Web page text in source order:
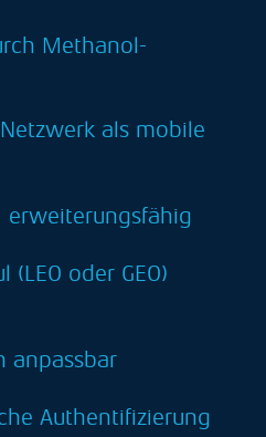
Methanol-
als mobile
erweiterungsfähig
(LEO oder GEO)
anpassbar
Authentifizierung